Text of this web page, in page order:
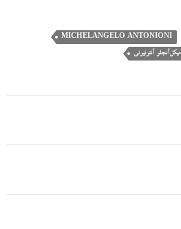
MICHELANGELO ANTONIONI
میکل‌آنجلو آنتونیونی